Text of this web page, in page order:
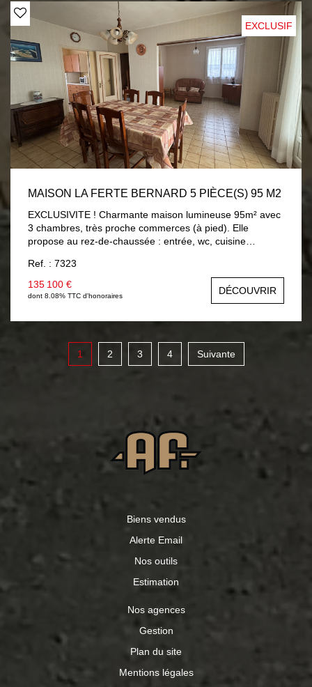
garage . Chauffage par plancher chauffant électrique et
climatisation réversible. Volets roulants solaires. A
découvrir...
EXCLUSIF
MAISON LA FERTE BERNARD 5 PIÈCE(S) 95 M2
EXCLUSIVITE ! Charmante maison lumineuse 95m² avec
3 chambres, très proche commerces (à pied). Elle
propose au rez-de-chaussée : entrée, wc, cuisine
ouvrant sur véranda chauffée 8.30m² avec vue et accès
sur jardin, salle d'eau 5.60m². A l'étage : trois chambres
av/parquet (9m² à 13.60m²), salle de bains 3.40m² av/wc.
Sous-sol total (garage 23m²). Beau jardin 560m² avec
dépendances et accès véhicules sur terrain. Chauffage
Ref. : 7323
135 100 €
dont 8.08% TTC d'honoraires DÉCOUVRIR
1 2 3 4 Suivante
Biens vendus
Alerte Email
Nos outils
Estimation
Nos agences
Gestion
Plan du site
Mentions légales